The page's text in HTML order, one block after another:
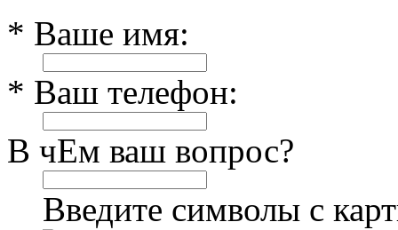
* Ваше имя:
* Ваш телефон:
В чЕм ваш вопрос?
Введите символы с